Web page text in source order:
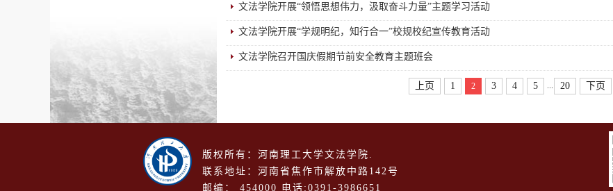
文法学院开展“领悟思想伟力，汲取奋斗力量”主题学习活动
文法学院开展“学规明纪，知行合一”校规校纪宣传教育活动
文法学院召开国庆假期节前安全教育主题班会
上页 1 2 3 4 5 20 下页
版权所有：河南理工大学文法学院.
联系地址：河南省焦作市解放中路142号
邮编： 454000 电话:0391-3986651